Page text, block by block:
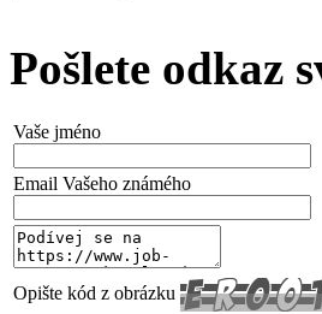
Pošlete odkaz
Vaše jméno
Email Vašeho známého
Opište kód z obrázku